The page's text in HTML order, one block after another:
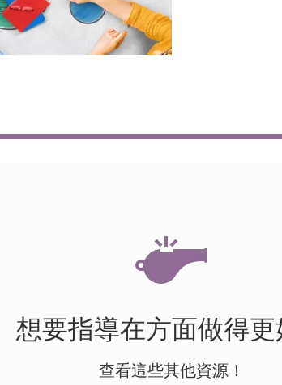
想要指導在方面做得更
查看這些其他資源！